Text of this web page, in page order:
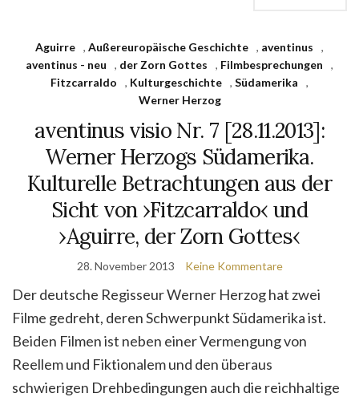
Aguirre , Außereuropäische Geschichte , aventinus
,
aventinus - neu
, der Zorn Gottes , Filmbesprechungen
,
Fitzcarraldo
, Kulturgeschichte , Südamerika
,
Werner Herzog
aventinus visio Nr. 7 [28.11.2013]:
Werner Herzogs Südamerika.
Kulturelle Betrachtungen aus der
Sicht von ›Fitzcarraldo‹ und
›Aguirre, der Zorn Gottes‹
28. November 2013 Keine Kommentare
Der deutsche Regisseur Werner Herzog hat zwei
Filme gedreht, deren Schwerpunkt Südamerika ist.
Beiden Filmen ist neben einer Vermengung von
Reellem und Fiktionalem und den überaus
schwierigen Dreh­bedingungen auch die reichhaltige